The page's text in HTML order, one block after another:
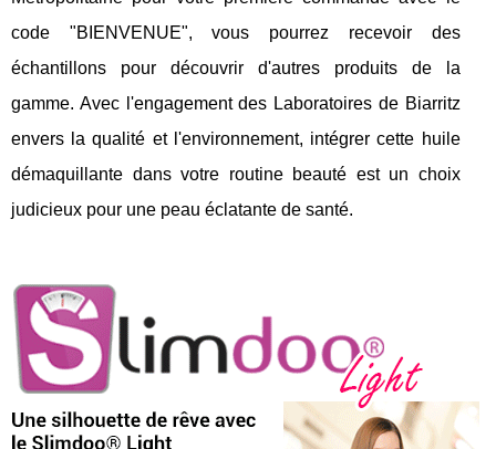
code "BIENVENUE", vous pourrez recevoir des
échantillons pour découvrir d'autres produits de la
gamme. Avec l'engagement des Laboratoires de Biarritz
envers la qualité et l'environnement, intégrer cette huile
démaquillante dans votre routine beauté est un choix
judicieux pour une peau éclatante de santé.